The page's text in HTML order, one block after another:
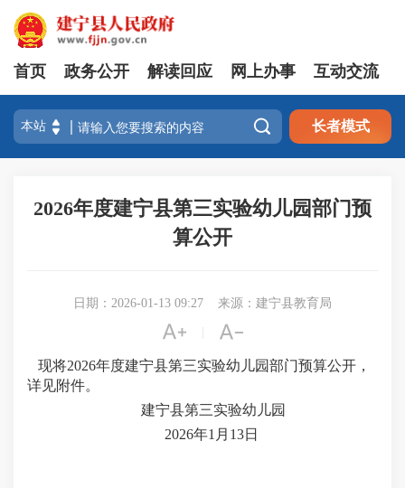
首页 政务公开 解读回应 网上办事 互动交流
 长者模式
2026年度建宁县第三实验幼儿园部门预
算公开
日期：2026-01-13 09:27 来源：建宁县教育局
 
现将2026年度建宁县第三实验幼儿园部门预算公开，
详见附件。
建宁县第三实验幼儿园
2026年1月13日